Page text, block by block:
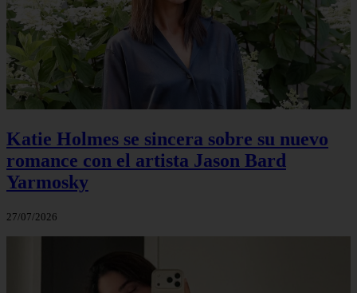
Katie Holmes se sincera sobre su nuevo
romance con el artista Jason Bard
Yarmosky
27/07/2026